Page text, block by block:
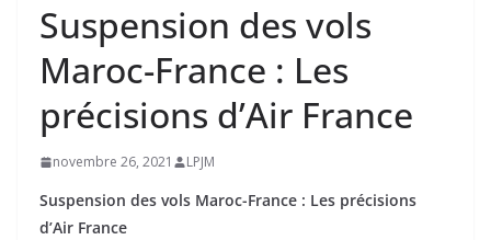
Suspension des vols
Maroc-France : Les
précisions d’Air France
novembre 26, 2021 LPJM
Suspension des vols Maroc-France : Les précisions
d’Air France